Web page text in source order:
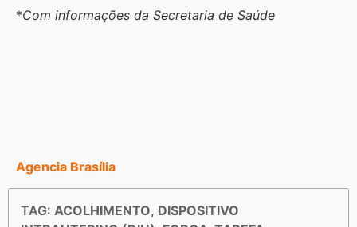
*Com informações da Secretaria de Saúde
Agencia Brasília
TAG: ACOLHIMENTO, DISPOSITIVO